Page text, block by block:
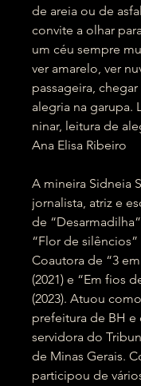
de areia ou de
convite a olhar
um céu sempre
ver amarelo, ver
passageira,
alegria na garupa.
ninar, leitura de
Ana Elisa Ribeiro
A mineira Sidneia
jornalista, atriz e
de
“Flor de silêncios”
Coautora de “3
(2021) e “Em fios
(2023). Atuou
prefeitura de BH e
servidora do
de Minas Gerais.
participou de